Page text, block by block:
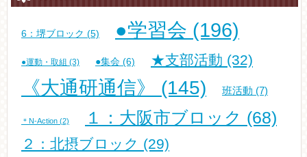
6：堺ブロック (5) ●学習会 (196)
●運動・取組 (3) ●集会 (6) ★支部活動 (32)
《大通研通信》 (145) 班活動 (7)
＊N-Action (2) １：大阪市ブロック (68)
２：北摂ブロック (29)